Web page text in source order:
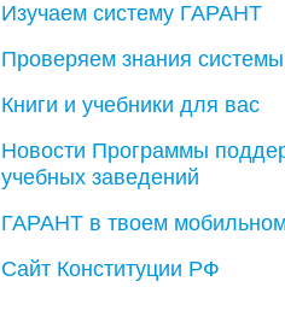
Изучаем систему ГАРАНТ
Проверяем знания
Книги и учебники для вас
Новости Программы
учебных заведений
ГАРАНТ в твоем
Сайт Конституции РФ